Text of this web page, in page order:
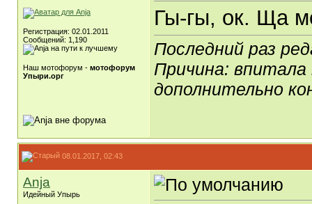
Регистрация: 02.01.2011
Сообщений: 1,190
Наш мотофорум - мотофорум
Упыри.орг
Гы-гы, ок. Ща
Последний раз
Причина: впитала
дополнительно
08.01.2017, 02:43
Anja
Идейный Упырь